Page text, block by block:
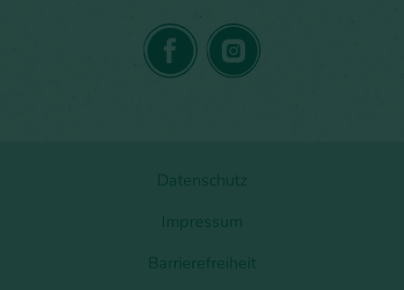
Datenschutz
Impressum
Barrierefreiheit